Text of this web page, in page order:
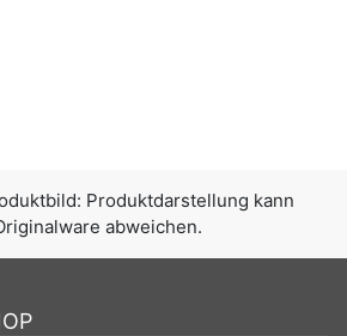
Produktdarstellung kann
abweichen.